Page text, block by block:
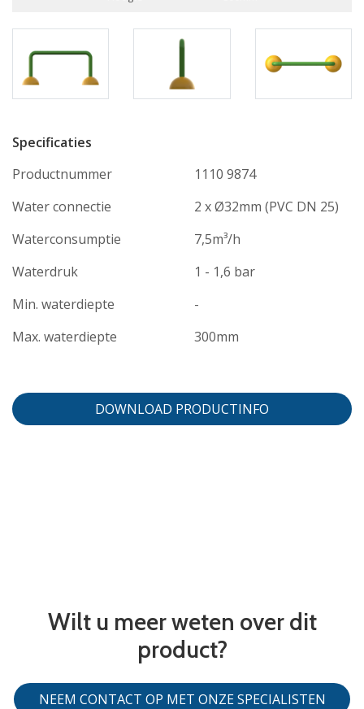
Specificaties
Productnummer
1110 9874
Water connectie
2 x Ø32mm (PVC DN 25)
Waterconsumptie
7,5m³/h
Waterdruk
1 - 1,6 bar
Min. waterdiepte
-
Max. waterdiepte
300mm
DOWNLOAD PRODUCTINFO
Wilt u meer weten over dit
product?
NEEM CONTACT OP MET ONZE SPECIALISTEN